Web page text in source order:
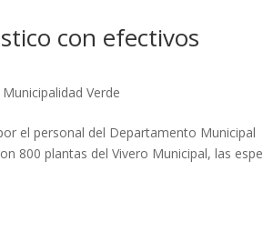
con efectivos
Municipalidad Verde
el personal del Departamento Municipal
800 plantas del Vivero Municipal, las